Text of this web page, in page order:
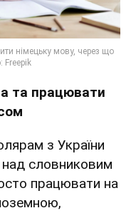
та працювати
з України
словниковим
працювати на